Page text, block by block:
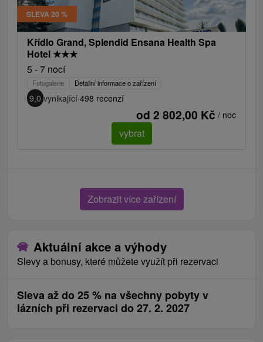
SLEVA 20 %
Křídlo Grand, Splendid Ensana Health Spa
Hotel ★★★
5 - 7 nocí
Fotogalerie Detailní informace o zařízení
9,0 vynikající·498 recenzí
od 2 802,00 Kč / noc
vybrat
Zobrazit více zařízení
Aktuální akce a výhody
Slevy a bonusy, které můžete využít při rezervaci
Sleva až do 25 % na všechny pobyty v
lázních při rezervaci do 27. 2. 2027